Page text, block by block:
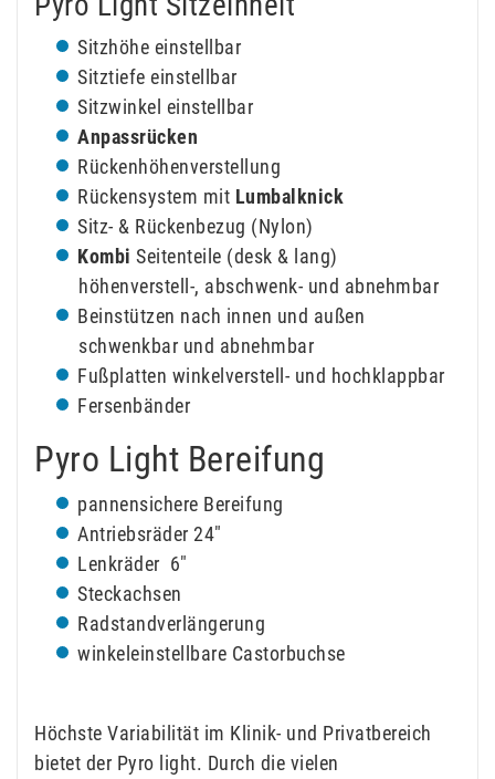
Sitzhöhe einstellbar
Sitztiefe einstellbar
Sitzwinkel einstellbar
Anpassrücken
Rückenhöhenverstellung
Rückensystem mit Lumbalknick
Sitz- & Rückenbezug (Nylon)
Kombi Seitenteile (desk & lang)
höhenverstell-, abschwenk- und abnehmbar
Beinstützen nach innen und außen
schwenkbar und abnehmbar
Fußplatten winkelverstell- und hochklappbar
Fersenbänder
Pyro Light Bereifung
pannensichere Bereifung
Antriebsräder 24″
Lenkräder 6″
Steckachsen
Radstandverlängerung
winkeleinstellbare Castorbuchse
Höchste Variabilität im Klinik- und Privatbereich
bietet der Pyro light. Durch die vielen